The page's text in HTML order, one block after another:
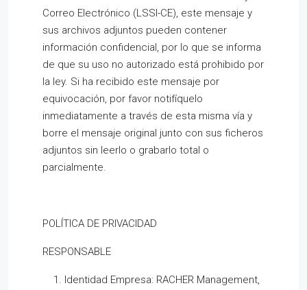
Correo Electrónico (LSSI-CE), este mensaje y
sus archivos adjuntos pueden contener
información confidencial, por lo que se informa
de que su uso no autorizado está prohibido por
la ley. Si ha recibido este mensaje por
equivocación, por favor notifíquelo
inmediatamente a través de esta misma vía y
borre el mensaje original junto con sus ficheros
adjuntos sin leerlo o grabarlo total o
parcialmente.
POLÍTICA DE PRIVACIDAD
RESPONSABLE
Identidad Empresa: RACHER Management,